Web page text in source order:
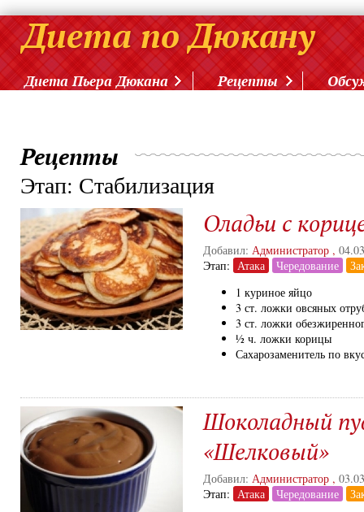
Диета Пьера Дюкана Рецепты
Рецепты
Этап: Стабилизация
Оладьи с
Добавил: Администратор ,
Этап: Атака Чередование
1 куриное яйцо
3 ст. ложки овсяных
3 ст. ложки
½ ч. ложки корицы
Сахарозаменитель по
Шоколадный
«Шелковый»
Добавил: Администратор ,
Этап: Атака Чередование